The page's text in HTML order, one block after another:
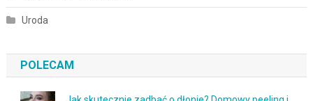
Uroda
POLECAM